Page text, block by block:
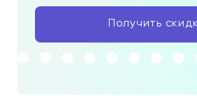
Получить